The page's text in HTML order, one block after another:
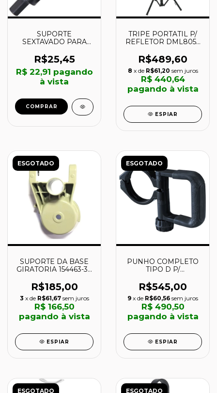
SUPORTE
SEXTAVADO PARA
METAL ATE 30MM -
724949 - MTX
R$25,45
R$ 22,91 pagando
à vista
COMPRAR
TRIPE PORTATIL P/
REFLETOR DML805 -
MAKITA
R$489,60
8 x de R$61,20 sem juros
R$ 440,64
pagando à vista
ESPIAR
ESGOTADO
SUPORTE DA BASE
GIRATORIA 154463-3 -
R$185,00
3 x de R$61,67 sem juros
R$ 166,50
pagando à vista
ESPIAR
ESGOTADO
PUNHO COMPLETO
TIPO D P/
135269-8 - MAKITA
R$545,00
9 x de R$60,56 sem juros
R$ 490,50
pagando à vista
ESPIAR
ESGOTADO ESGOTADO